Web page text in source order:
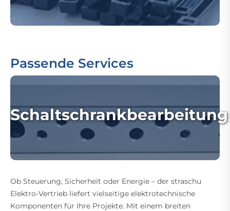
Passende Services
Schaltschrankbearbeitung
Ob Steuerung, Sicherheit oder Energie – der straschu
Elektro-Vertrieb liefert vielseitige elektrotechnische
Komponenten für Ihre Projekte. Mit einem breiten